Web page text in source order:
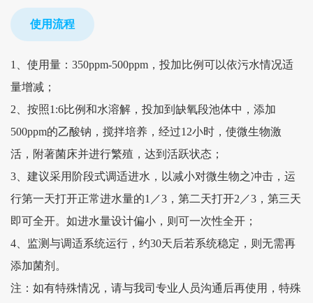
使用流程
1、使用量：350ppm-500ppm，投加比例可以依污水情况适
量增减；
2、按照1:6比例和水溶解，投加到缺氧段池体中，添加
500ppm的乙酸钠，搅拌培养，经过12小时，使微生物激
活，附著菌床并进行繁殖，达到活跃状态；
3、建议采用阶段式调适进水，以减小对微生物之冲击，运
行第一天打开正常进水量的1／3，第二天打开2／3，第三天
即可全开。如进水量设计偏小，则可一次性全开；
4、监测与调适系统运行，约30天后若系统稳定，则无需再
添加菌剂。
注：如有特殊情况，请与我司专业人员沟通后再使用，特殊